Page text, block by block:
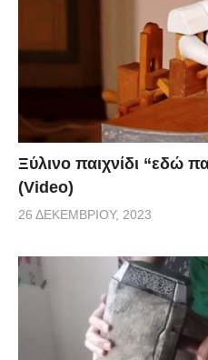
Ξύλινο παιχνίδι “εδώ
(Video)
26 ΔΕΚΕΜΒΡΊΟΥ, 2023